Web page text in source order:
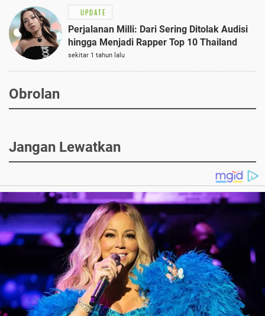
UPDATE
Perjalanan Milli: Dari Sering Ditolak Audisi
hingga Menjadi Rapper Top 10 Thailand
sekitar 1 tahun lalu
Obrolan
Jangan Lewatkan